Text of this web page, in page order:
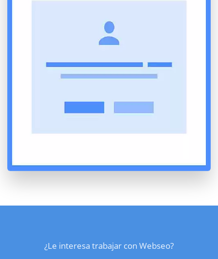
¿Le interesa trabajar con Webseo?